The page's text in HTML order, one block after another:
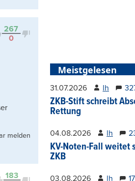
267
0
melden
183
Meistgelesen
31.07.2026 lh
ZKB-Stift schreibt
Rettung
04.08.2026 lh
KV-Noten-Fall weitet
ZKB
03.08.2026 lh